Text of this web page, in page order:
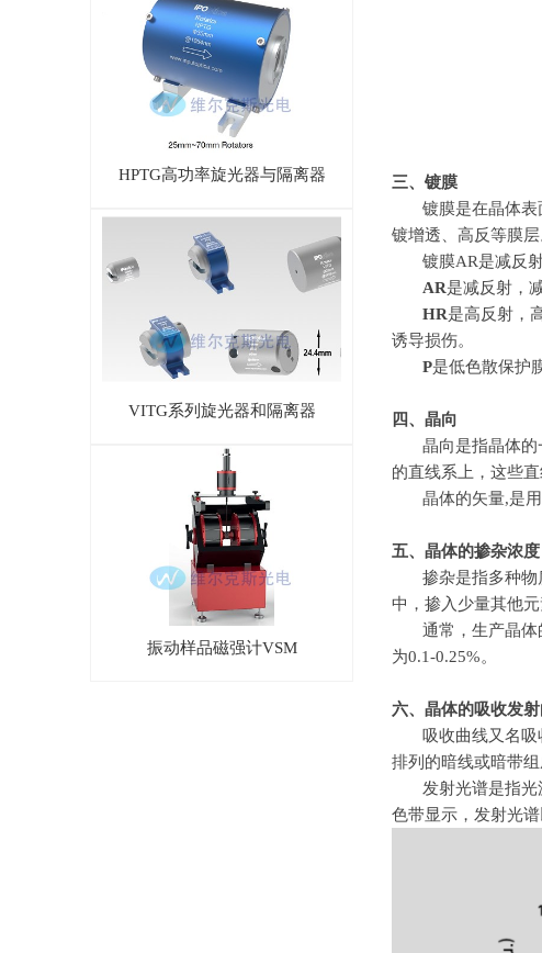
HPTG高功率旋光器与隔离器
VITG系列旋光器和隔离器
振动样品磁强计VSM
三、镀膜
镀膜是在晶体
镀增透、高反等膜层
镀膜AR是减反射
AR是减反射，
HR是高反射，
诱导损伤。
P是低色散保护
四、晶向
晶向是指晶体
的直线系上，这些
晶体的矢量,是用
五、晶体的掺杂浓度
掺杂是指多种
中，掺入少量其他
通常，生产晶
为0.1-0.25%。
六、晶体的吸收发
吸收曲线又名
排列的暗线或暗带
发射光谱是指
色带显示，发射光